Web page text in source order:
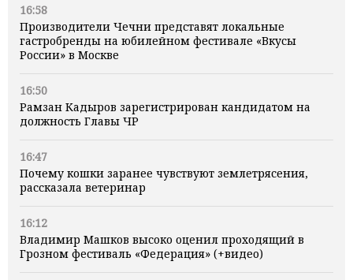
16:58
Производители Чечни представят локальные
гастробренды на юбилейном фестивале «Вкусы
России» в Москве
16:50
Рамзан Кадыров зарегистрирован кандидатом на
должность Главы ЧР
16:47
Почему кошки заранее чувствуют землетрясения,
рассказала ветеринар
16:12
Владимир Машков высоко оценил проходящий в
Грозном фестиваль «Федерация» (+видео)